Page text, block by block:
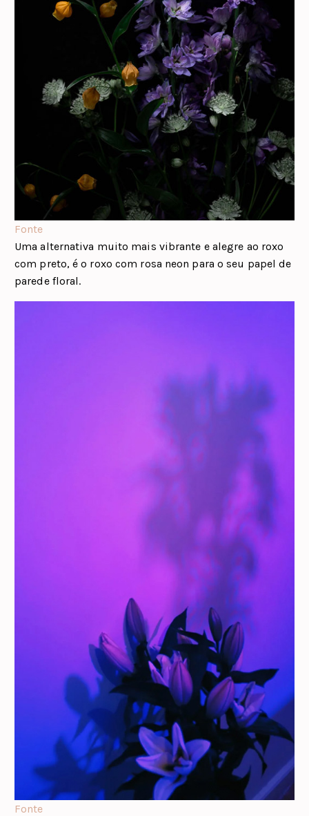
Fonte
Uma alternativa muito mais vibrante e alegre ao roxo
com preto, é o roxo com rosa neon para o seu papel de
parede floral.
Fonte